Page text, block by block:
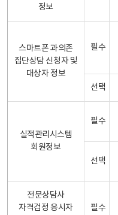
정보
스마트폰 과의존
집단상담 신청자 및
대상자 정보
필수
선택
실적관리시스템
회원정보
필수
선택
전문상담사
자격검정 응시자
필수